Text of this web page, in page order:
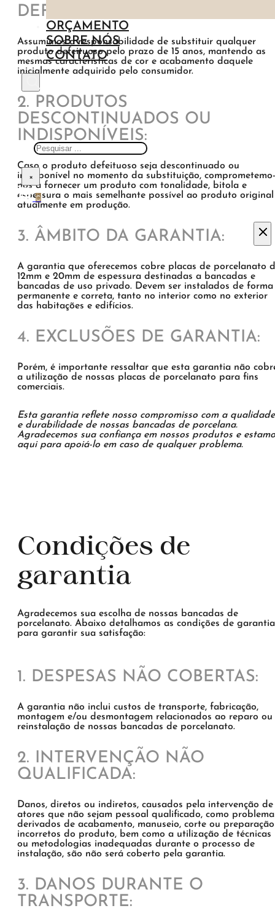
AZUL
PEDRA
METAL
ORÇAMENTO
SOBRE NÓS
CONTATO
Pesquisar
×
0
DEFEITUOSO:
Assumimos a responsabilidade de substituir qualquer
produto defeituoso pelo prazo de 15 anos, mantendo as
mesmas características de cor e acabamento daquele
inicialmente adquirido pelo consumidor.
2. PRODUTOS
DESCONTINUADOS OU
INDISPONÍVEIS:
Caso o produto defeituoso seja descontinuado ou
indisponível no momento da substituição, comprometemo-
nos a fornecer um produto com tonalidade, bitola e
espessura o mais semelhante possível ao produto original
atualmente em produção.
3. ÂMBITO DA GARANTIA:
A garantia que oferecemos cobre placas de porcelanato
12mm e 20mm de espessura destinadas a bancadas e
bancadas de uso privado. Devem ser instalados de forma
permanente e correta, tanto no interior como no exterior
das habitações e edifícios.
4. EXCLUSÕES DE GARANTIA:
Porém, é importante ressaltar que esta garantia não
a utilização de nossas placas de porcelanato para fins
comerciais.
Esta garantia reflete nosso compromisso com a qualidade
e durabilidade de nossas bancadas de porcelana.
Agradecemos sua confiança em nossos produtos e
aqui para apoiá-lo em caso de qualquer problema.
Condições de
garantia
Agradecemos sua escolha de nossas bancadas de
porcelanato. Abaixo detalhamos as condições de garantia
para garantir sua satisfação:
1. DESPESAS NÃO COBERTAS:
A garantia não inclui custos de transporte, fabricação,
montagem e/ou desmontagem relacionados ao reparo ou
reinstalação de nossas bancadas de porcelanato.
2. INTERVENÇÃO NÃO
QUALIFICADA:
Danos, diretos ou indiretos, causados ​​pela intervenção de
atores que não sejam pessoal qualificado, como
derivados de acabamento, manuseio, corte ou preparação
incorretos do produto, bem como a utilização de técnicas
ou metodologias inadequadas durante o processo de
instalação, são não será coberto pela garantia.
3. DANOS DURANTE O
TRANSPORTE: